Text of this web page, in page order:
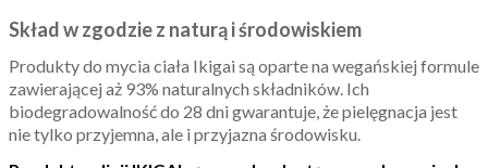
Skład w zgodzie z naturą i środowiskiem
Produkty do mycia ciała Ikigai są oparte na wegańskiej formule
zawierającej aż 93% naturalnych składników. Ich
biodegradowalność do 28 dni gwarantuje, że pielęgnacja jest
nie tylko przyjemna, ale i przyjazna środowisku.